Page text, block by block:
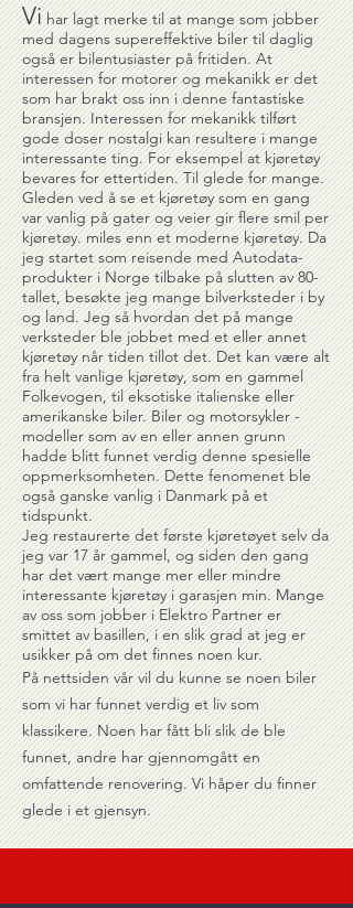
Vi har lagt merke til at mange som jobber
med dagens supereffektive biler til daglig
også er bilentusiaster på fritiden. At
interessen for motorer og mekanikk er det
som har brakt oss inn i denne fantastiske
bransjen. Interessen for mekanikk tilført
gode doser nostalgi kan resultere i mange
interessante ting. For eksempel at kjøretøy
bevares for ettertiden. Til glede for mange.
Gleden ved å se et kjøretøy som en gang
var vanlig på gater og veier gir flere smil per
kjøretøy. miles enn et moderne kjøretøy. Da
jeg startet som reisende med Autodata-
produkter i Norge tilbake på slutten av 80-
tallet, besøkte jeg mange bilverksteder i by
og land. Jeg så hvordan det på mange
verksteder ble jobbet med et eller annet
kjøretøy når tiden tillot det. Det kan være alt
fra helt vanlige kjøretøy, som en gammel
Folkevogen, til eksotiske italienske eller
amerikanske biler. Biler og motorsykler -
modeller som av en eller annen grunn
hadde blitt funnet verdig denne spesielle
oppmerksomheten. Dette fenomenet ble
også ganske vanlig i Danmark på et
tidspunkt.
Jeg restaurerte det første kjøretøyet selv da
jeg var 17 år gammel, og siden den gang
har det vært mange mer eller mindre
interessante kjøretøy i garasjen min. Mange
av oss som jobber i Elektro Partner er
smittet av basillen, i en slik grad at jeg er
usikker på om det finnes noen kur.
På nettsiden vår vil du kunne se noen biler
som vi har funnet verdig et liv som
klassikere. Noen har fått bli slik de ble
funnet, andre har gjennomgått en
omfattende renovering. Vi håper du finner
glede i et gjensyn.